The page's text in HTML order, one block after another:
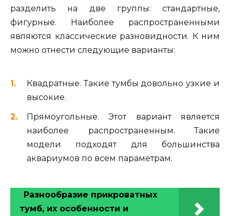
разделить на две группы: стандартные,
фигурные. Наиболее распространенными
являются классические разновидности. К ним
можно отнести следующие варианты:
Квадратные. Такие тумбы довольно узкие и
высокие.
Прямоугольные. Этот вариант является
наиболее распространенным. Такие
модели подходят для большинства
аквариумов по всем параметрам.
Разнообразие прикроватных
тумб, их особенности и